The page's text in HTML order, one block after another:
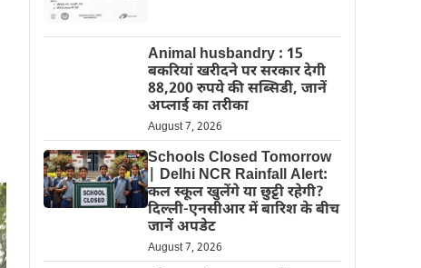
Animal husbandry : 15
बकरियां खरीदने पर सरकार देगी
88,200 रुपये की सब्सिडी, जानें
अप्लाई का तरीका
August 7, 2026
Schools Closed Tomorrow
| Delhi NCR Rainfall Alert:
कल स्कूल खुलेंगे या छुट्टी रहेगी?
दिल्ली-एनसीआर में बारिश के बीच
जानें अपडेट
August 7, 2026